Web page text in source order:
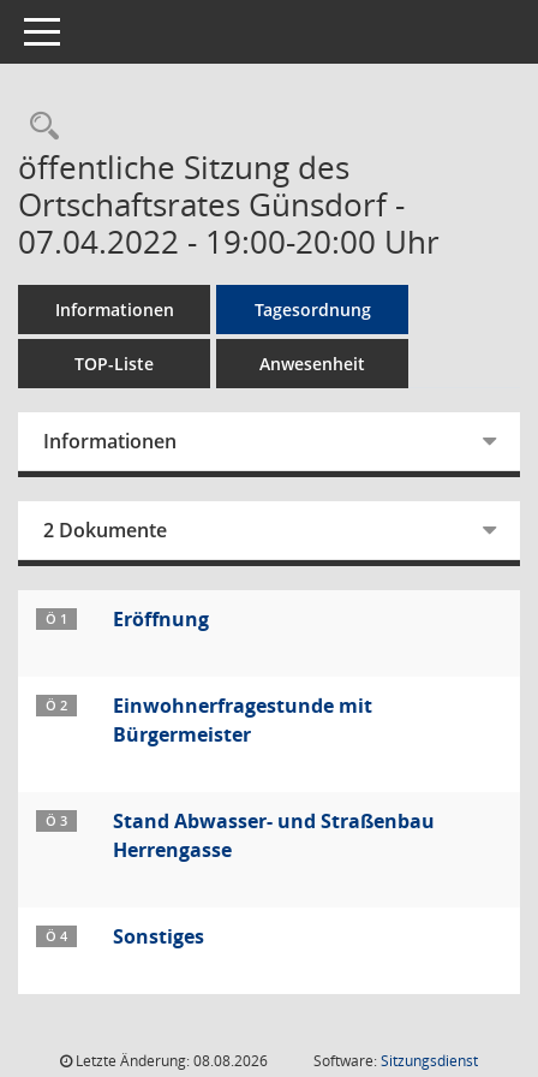
Toggle navigation
Rechercheauswahl
öffentliche Sitzung des
Ortschaftsrates Günsdorf -
07.04.2022 - 19:00-20:00 Uhr
Informationen Tagesordnung
TOP-Liste Anwesenheit
Informationen
2 Dokumente
Ö 1 Eröffnung
Ö 2
Einwohnerfragestunde mit
Bürgermeister
Ö 3
Stand Abwasser- und Straßenbau
Herrengasse
Ö 4 Sonstiges
Letzte Änderung: 08.08.2026
Software:Sitzungsdienst